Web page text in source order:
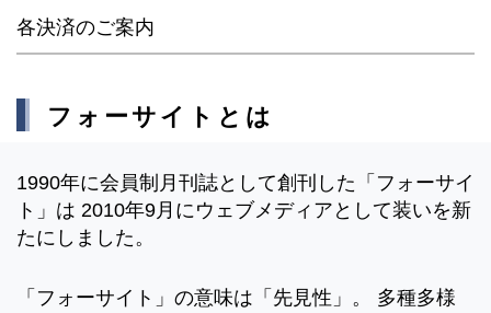
各決済のご案内
フォーサイトとは
1990年に会員制月刊誌として創刊した「フォーサイ
ト」は 2010年9月にウェブメディアとして装いを新
たにしました。
「フォーサイト」の意味は「先見性」。 多種多様